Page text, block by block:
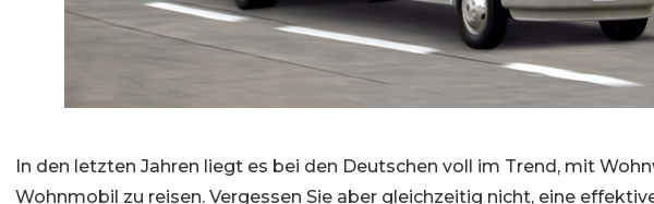
In den letzten Jahren liegt es bei den Deutschen voll im Trend, mit
Wohnmobil zu reisen. Vergessen Sie aber gleichzeitig nicht, eine